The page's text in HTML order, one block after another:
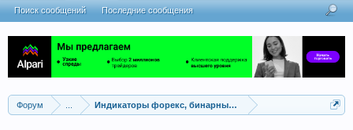
Форум Индикаторы форекс, бинарных опционов, ММВБ
Поиск сообщений Последние сообщения